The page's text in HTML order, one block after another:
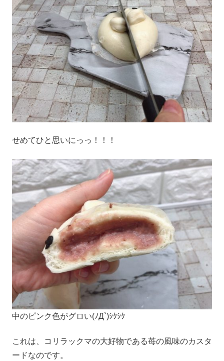
せめてひと思いにっっ！！！
中のピンク色がグロい(ﾉД`)ｼｸｼｸ
これは、コリラックマの大好物である苺の風味のカスタ
ードなのです。